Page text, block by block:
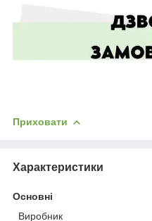
Приховати
Характеристики
Основні
Виробник